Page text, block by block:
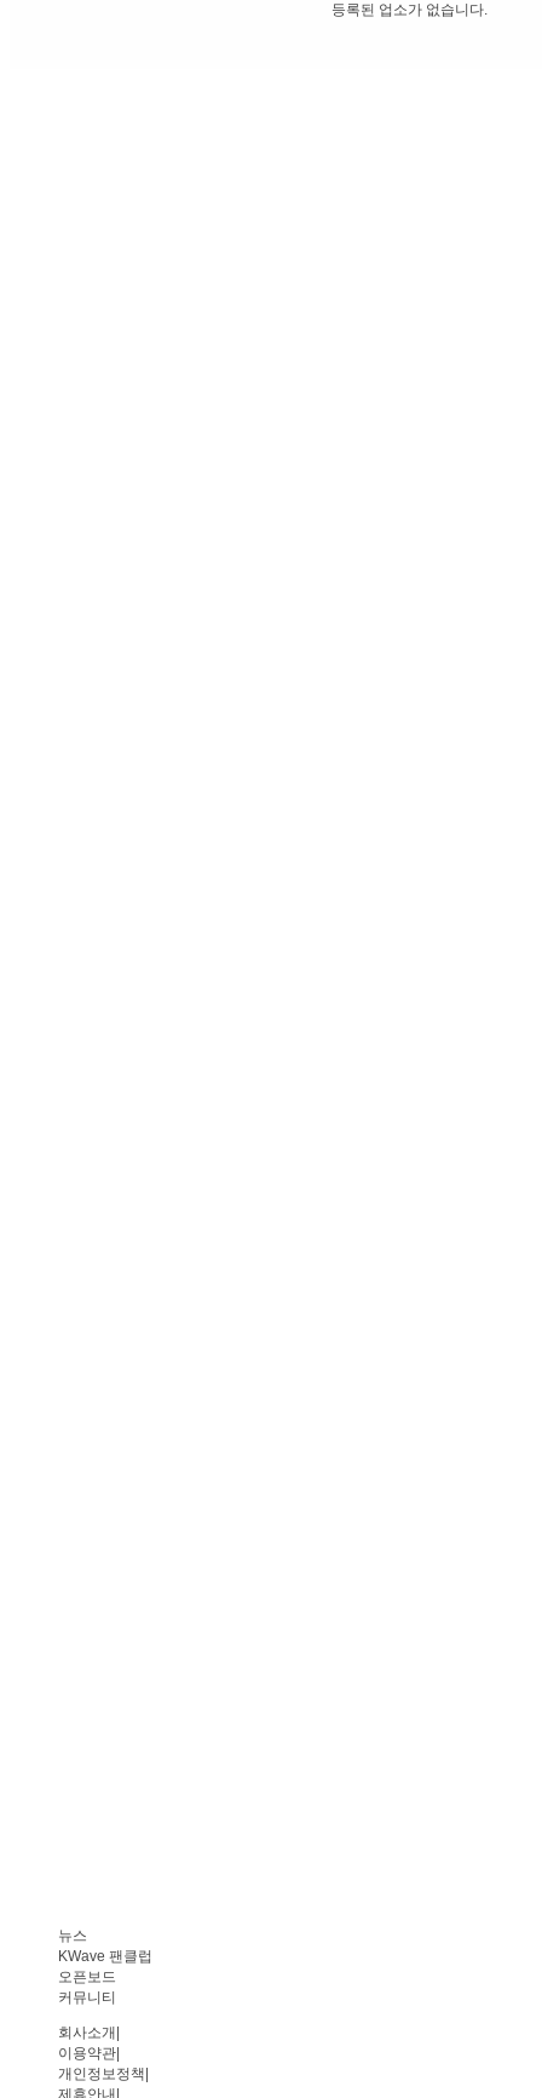
등록된 업소가 없습니다.
뉴스
KWave 팬클럽
오픈보드
커뮤니티
회사소개
이용약관
개인정보정책
제휴안내